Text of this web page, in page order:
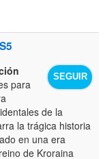
SEGUIR
para
de la
la trágica historia
en una era
de Kroraina